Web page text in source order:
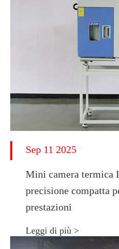
Sep 11 2025
Mini camera termica
precisione compatta
prestazioni
Leggi di più >